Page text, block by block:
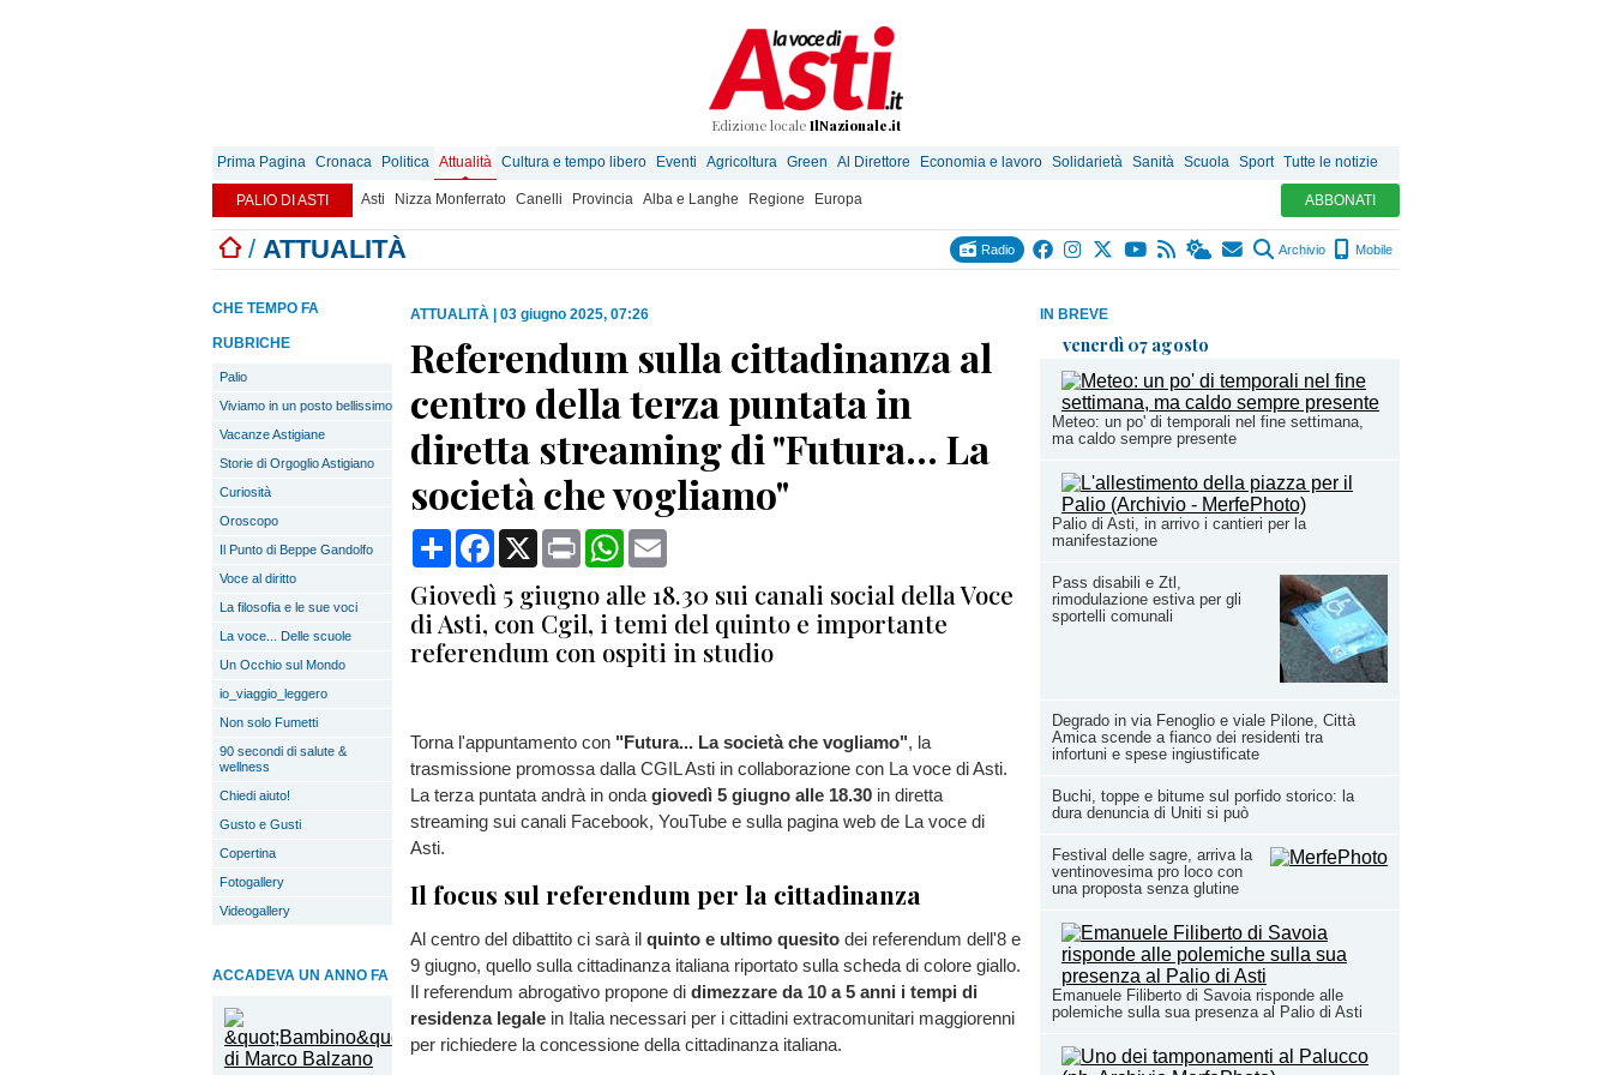
Edizione locale IlNazionale.it
Prima Pagina Cronaca Politica Attualità Cultura e tempo libero Eventi Agricoltura Green Al Direttore Economia e lavoro Solidarietà Sanità Scuola Sport Tutte le notizie
PALIO DI ASTI Asti Nizza Monferrato Canelli Provincia Alba e Langhe Regione Europa ABBONATI
/ ATTUALITÀ Radio Archivio Mobile
IN BREVE
venerdì 07 agosto
Meteo: un po' di temporali nel fine settimana,
ma caldo sempre presente
Palio di Asti, in arrivo i cantieri per la
manifestazione
Pass disabili e Ztl,
rimodulazione estiva per gli
sportelli comunali
Degrado in via Fenoglio e viale Pilone, Città
Amica scende a fianco dei residenti tra
infortuni e spese ingiustificate
Buchi, toppe e bitume sul porfido storico: la
dura denuncia di Uniti si può
Festival delle sagre, arriva la
ventinovesima pro loco con
una proposta senza glutine
Emanuele Filiberto di Savoia risponde alle
polemiche sulla sua presenza al Palio di Asti
CHE TEMPO FA
RUBRICHE
Palio
Viviamo in un posto bellissimo
Vacanze Astigiane
Storie di Orgoglio Astigiano
Curiosità
Oroscopo
Il Punto di Beppe Gandolfo
Voce al diritto
La filosofia e le sue voci
La voce... Delle scuole
Un Occhio sul Mondo
io_viaggio_leggero
Non solo Fumetti
90 secondi di salute &
wellness
Chiedi aiuto!
Gusto e Gusti
Copertina
Fotogallery
Videogallery
ACCADEVA UN ANNO FA
ATTUALITÀ 03 giugno 2025, 07:26
Referendum sulla cittadinanza al
centro della terza puntata in
diretta streaming di "Futura... La
società che vogliamo"
CondividiFacebook
X Print WhatsApp
Giovedì 5 giugno alle 18.30 sui canali social della Voce
di Asti, con Cgil, i temi del quinto e importante
referendum con ospiti in studio
Torna l'appuntamento con "Futura... La società che vogliamo", la
trasmissione promossa dalla CGIL Asti in collaborazione con La voce di Asti.
La terza puntata andrà in onda giovedì 5 giugno alle 18.30 in diretta
streaming sui canali Facebook, YouTube e sulla pagina web de La voce di
Asti.
Il focus sul referendum per la cittadinanza
Al centro del dibattito ci sarà il quinto e ultimo quesito dei referendum dell'8 e
9 giugno, quello sulla cittadinanza italiana riportato sulla scheda di colore giallo.
Il referendum abrogativo propone di dimezzare da 10 a 5 anni i tempi di
residenza legale in Italia necessari per i cittadini extracomunitari maggiorenni
per richiedere la concessione della cittadinanza italiana.